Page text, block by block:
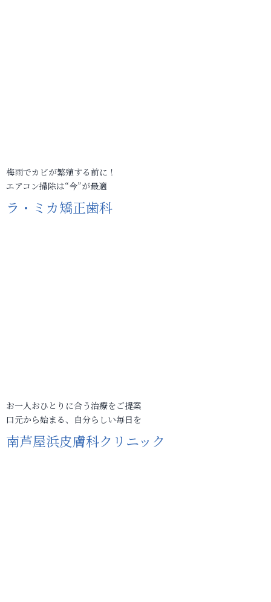
梅雨でカビが繁殖する前に！
エアコン掃除は“今”が最適
ラ・ミカ矯正歯科
お一人おひとりに合う治療をご提案
口元から始まる、自分らしい毎日を
南芦屋浜皮膚科クリニック